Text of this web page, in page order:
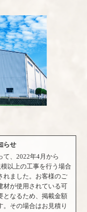
らせ
て、2022年4月から
以上の工事を行う場合
れました。お客様のご
が使用されている可
となるため、掲載金額
。その場合はお見積り